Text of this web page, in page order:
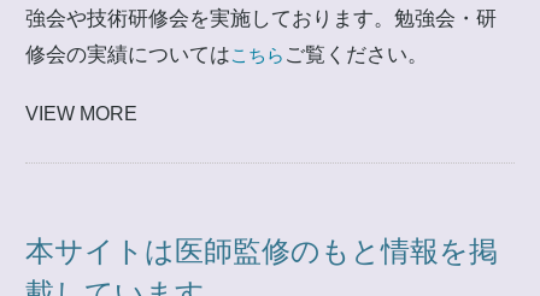
強会や技術研修会を実施しております。勉強会・研
修会の実績についてはこちら ご覧ください。
VIEW MORE
本サイトは医師監修のもと情報を掲